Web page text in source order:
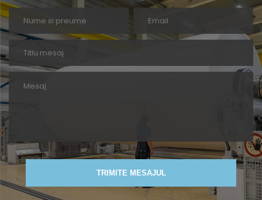
TRIMITE MESAJUL